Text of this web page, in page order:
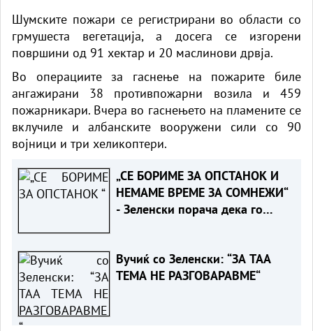
Шумските пожари се регистрирани во области со
грмушеста вегетација, а досега се изгорени
површини од 91 хектар и 20 маслинови дрвја.
Во операциите за гаснење на пожарите биле
ангажирани 38 противпожарни возила и 459
пожарникари. Вчера во гаснењето на пламените се
вклучиле и албанските вооружени сили со 90
војници и три хеликоптери.
„СЕ БОРИМЕ ЗА ОПСТАНОК И
НЕМАМЕ ВРЕМЕ ЗА СОМНЕЖИ“
- Зеленски порача дека го
Вучиќ со Зеленски: “ЗА ТАА
ТЕМА НЕ РАЗГОВАРАВМЕ“